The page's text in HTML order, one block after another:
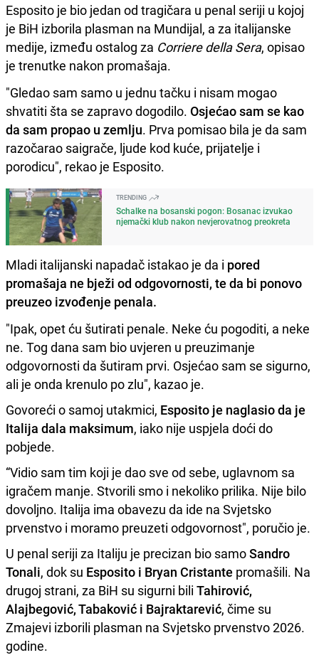
Esposito je bio jedan od tragičara u penal seriji u kojoj
je BiH izborila plasman na Mundijal, a za italijanske
medije, između ostalog za Corriere della Sera, opisao
je trenutke nakon promašaja.
"Gledao sam samo u jednu tačku i nisam mogao
shvatiti šta se zapravo dogodilo. Osjećao sam se kao
da sam propao u zemlju. Prva pomisao bila je da sam
razočarao saigrače, ljude kod kuće, prijatelje i
porodicu", rekao je Esposito.
TRENDING
Schalke na bosanski pogon: Bosanac izvukao
njemački klub nakon nevjerovatnog preokreta
Mladi italijanski napadač istakao je da i pored
promašaja ne bježi od odgovornosti, te da bi ponovo
preuzeo izvođenje penala.
"Ipak, opet ću šutirati penale. Neke ću pogoditi, a neke
ne. Tog dana sam bio uvjeren u preuzimanje
odgovornosti da šutiram prvi. Osjećao sam se sigurno,
ali je onda krenulo po zlu", kazao je.
Govoreći o samoj utakmici, Esposito je naglasio da je
Italija dala maksimum, iako nije uspjela doći do
pobjede.
“Vidio sam tim koji je dao sve od sebe, uglavnom sa
igračem manje. Stvorili smo i nekoliko prilika. Nije bilo
dovoljno. Italija ima obavezu da ide na Svjetsko
prvenstvo i moramo preuzeti odgovornost", poručio je.
U penal seriji za Italiju je precizan bio samoSandro
Tonali, dok su Esposito i Bryan Cristante promašili. Na
drugoj strani, za BiH su sigurni bili Tahirović,
Alajbegović, Tabaković i Bajraktarević, čime su
Zmajevi izborili plasman na Svjetsko prvenstvo 2026.
godine.